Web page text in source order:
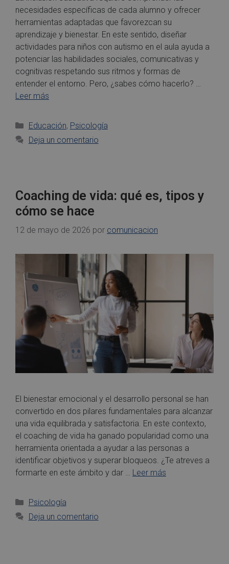
necesidades específicas de cada alumno y ofrecer
herramientas adaptadas que favorezcan su
aprendizaje y bienestar. En este sentido, diseñar
actividades para niños con autismo en el aula ayuda a
potenciar las habilidades sociales, comunicativas y
cognitivas respetando sus ritmos y formas de
entender el entorno. Pero, ¿sabes cómo hacerlo? …
Leer más
Educación, Psicología
Deja un comentario
Coaching de vida: qué es, tipos y
cómo se hace
12 de mayo de 2026 por comunicacion
El bienestar emocional y el desarrollo personal se han
convertido en dos pilares fundamentales para alcanzar
una vida equilibrada y satisfactoria. En este contexto,
el coaching de vida ha ganado popularidad como una
herramienta orientada a ayudar a las personas a
identificar objetivos y superar bloqueos. ¿Te atreves a
formarte en este ámbito y dar … Leer más
Psicología
Deja un comentario